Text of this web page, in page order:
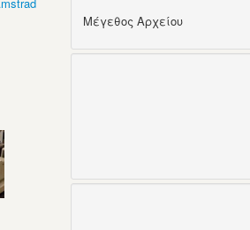
Μέγεθος Αρχείου